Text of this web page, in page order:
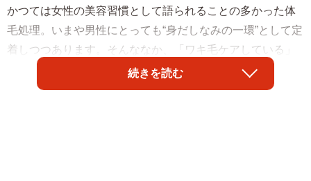
かつては女性の美容習慣として語られることの多かった体
毛処理。いまや男性にとっても“身だしなみの一環”として定
着しつつあります。そんななか、「ワキ毛ケアしている」
と回答した男性が約半数となり、3年前と比べて2倍に増加
していることが、医療法人社団風林会（東京都新宿区）の
続きを読む